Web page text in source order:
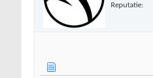
Reputatie: